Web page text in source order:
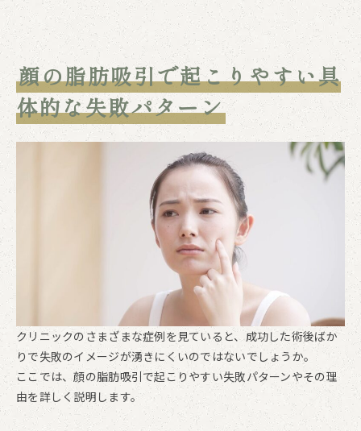
顔の脂肪吸引で起こりやすい具
体的な失敗パターン
クリニックのさまざまな症例を見ていると、成功した術後ばか
りで失敗のイメージが湧きにくいのではないでしょうか。
ここでは、顔の脂肪吸引で起こりやすい失敗パターンやその理
由を詳しく説明します。